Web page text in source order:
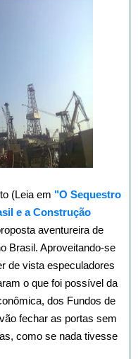
(Leia em "O Sequestro
e a Construção
aventureira de
Brasil. Aproveitando-se
de vista especuladores
o que foi possível da
dos Fundos de
fechar as portas sem
como se nada tivesse